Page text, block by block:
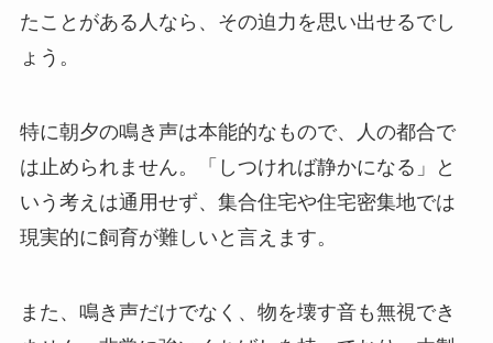
たことがある人なら、その迫力を思い出せるでし
ょう。
特に朝夕の鳴き声は本能的なもので、人の都合で
は止められません。「しつければ静かになる」と
いう考えは通用せず、集合住宅や住宅密集地では
現実的に飼育が難しいと言えます。
また、鳴き声だけでなく、物を壊す音も無視でき